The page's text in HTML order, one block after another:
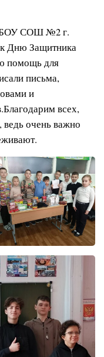
СОШ №2 г.
Дню Защитника
помощь для
письма,
и
всех,
ведь очень важно